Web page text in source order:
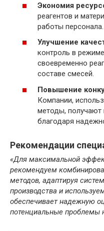
Экономия
реагентов и
работы персонала.
Улучшение
контроль в
своевременно
составе смесей.
Повышение
Компании,
методы, получают
благодаря
Рекомендации
«Для максимальной
рекомендуем
методов, адаптируя
производства и
обеспечивает надежную
потенциальные проблемы